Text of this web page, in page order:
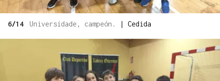
6/14 Universidade, campeón. | Cedida